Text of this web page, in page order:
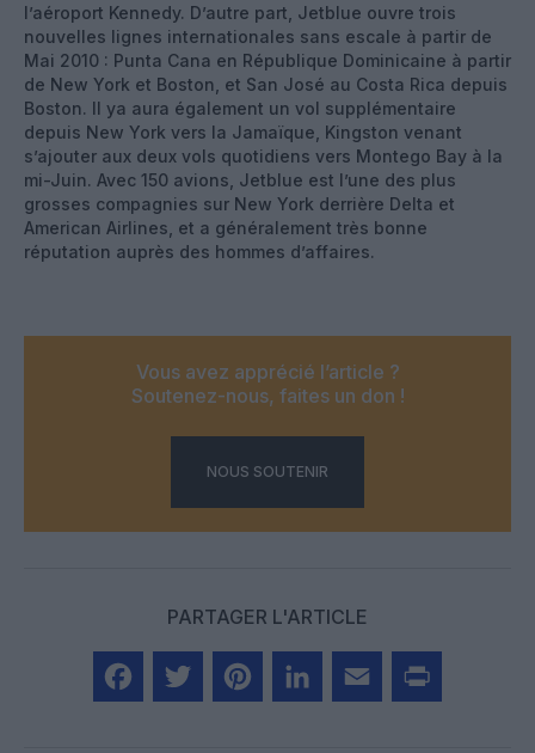
l’aéroport Kennedy. D’autre part, Jetblue ouvre trois
nouvelles lignes internationales sans escale à partir de
Mai 2010 : Punta Cana en République Dominicaine à partir
de New York et Boston, et San José au Costa Rica depuis
Boston. Il ya aura également un vol supplémentaire
depuis New York vers la Jamaïque, Kingston venant
s’ajouter aux deux vols quotidiens vers Montego Bay à la
mi-Juin. Avec 150 avions, Jetblue est l’une des plus
grosses compagnies sur New York derrière Delta et
American Airlines, et a généralement très bonne
réputation auprès des hommes d’affaires.
Vous avez apprécié l’article ?
Soutenez-nous, faites un don !
NOUS SOUTENIR
PARTAGER L'ARTICLE